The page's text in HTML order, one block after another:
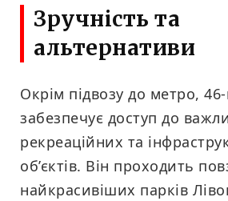
Зручність та
альтернативи
Окрім підвозу до метро,
забезпечує доступ до
рекреаційних та
об’єктів. Він проходить
найкрасивіших парків